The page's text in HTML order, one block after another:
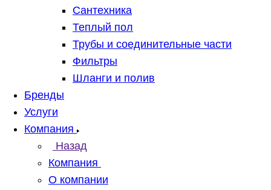
Сантехника
Теплый пол
Трубы и соединительные части
Фильтры
Шланги и полив
Бренды
Услуги
Компания
Назад
Компания
О компании